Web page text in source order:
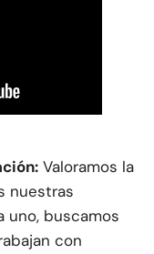
Valoramos la
nuestras
uno, buscamos
con